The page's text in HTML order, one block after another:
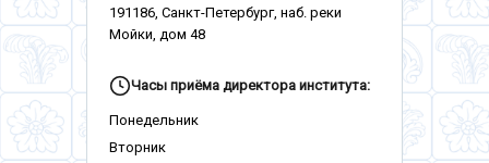
191186, Санкт-Петербург, наб. реки
Мойки, дом 48
Часы приёма директора института:
Понедельник
Вторник